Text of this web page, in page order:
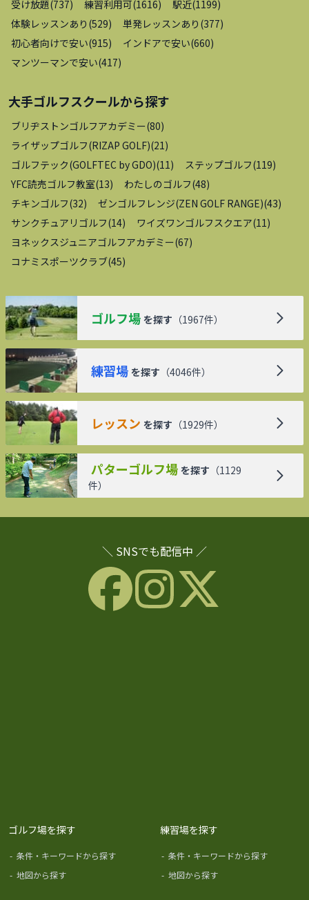
受け放題(737) 練習利用可(1616) 駅近(1199)
体験レッスンあり (529) 単発レッスンあり (377)
初心者向けで安い(915) インドアで安い(660)
マンツーマンで安い(417)
大手ゴルフスクールから探す
ブリヂストンゴルフアカデミー(80)
ライザップゴルフ(RIZAP GOLF)(21)
ゴルフテック(GOLFTEC by GDO)(11) ステップゴルフ(119)
YFC読売ゴルフ教室(13) わたしのゴルフ(48)
チキンゴルフ(32) ゼンゴルフレンジ(ZEN GOLF RANGE)(43)
サンクチュアリゴルフ(14) ワイズワンゴルフスクエア(11)
ヨネックスジュニアゴルフアカデミー(67)
コナミスポーツクラブ(45)
ゴルフ場 を探す （1967件）
練習場 を探す （4046件）
レッスン を探す （1929件）
パターゴルフ場 を探す （1129
件）
＼ SNSでも配信中 ／
ゴルフ場を探す
- 条件・キーワードから探す
- 地図から探す
練習場を探す
- 条件・キーワードから探す
- 地図から探す